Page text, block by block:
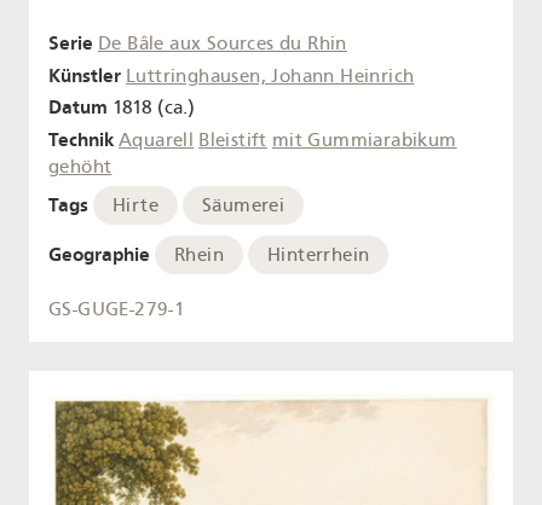
Serie De Bâle aux Sources du Rhin
Künstler Luttringhausen, Johann Heinrich
Datum 1818 (ca.)
Technik Aquarell Bleistift mit Gummiarabikum
gehöht
Tags Hirte Säumerei
Geographie Rhein Hinterrhein
GS-GUGE-279-1